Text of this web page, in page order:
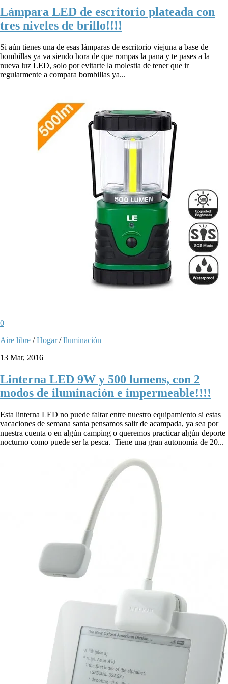
Lámpara LED de escritorio plateada con
tres niveles de brillo!!!!
Si aún tienes una de esas lámparas de escritorio viejuna a base de
bombillas ya va siendo hora de que rompas la pana y te pases a la
nueva luz LED, solo por evitarte la molestia de tener que ir
regularmente a compara bombillas ya...
0
Aire libre /Hogar/Iluminación
13 Mar, 2016
Linterna LED 9W y 500 lumens, con 2
modos de iluminación e impermeable!!!!
Esta linterna LED no puede faltar entre nuestro equipamiento si estas
vacaciones de semana santa pensamos salir de acampada, ya sea por
nuestra cuenta o en algún camping o queremos practicar algún deporte
nocturno como puede ser la pesca. Tiene una gran autonomía de 20...